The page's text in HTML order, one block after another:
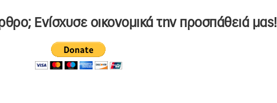
Ενίσχυσε οικονομικά την προσπάθειά μας!